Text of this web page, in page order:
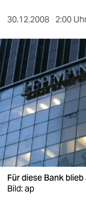
kultur
sport
berlin
nord
wahrheit
verlag
verlag
30.12.2008 2:00
Für diese Bank
Bild: ap